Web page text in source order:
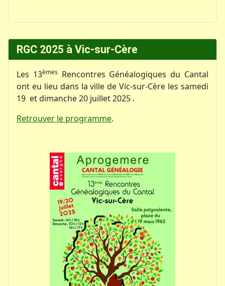
RGC 2025 à Vic-sur-Cère
Les 13èmes Rencontres Généalogiques du Cantal
ont eu lieu dans la ville de Vic-sur-Cère les samedi
19 et dimanche 20 juillet 2025 .
Retrouver le programme.